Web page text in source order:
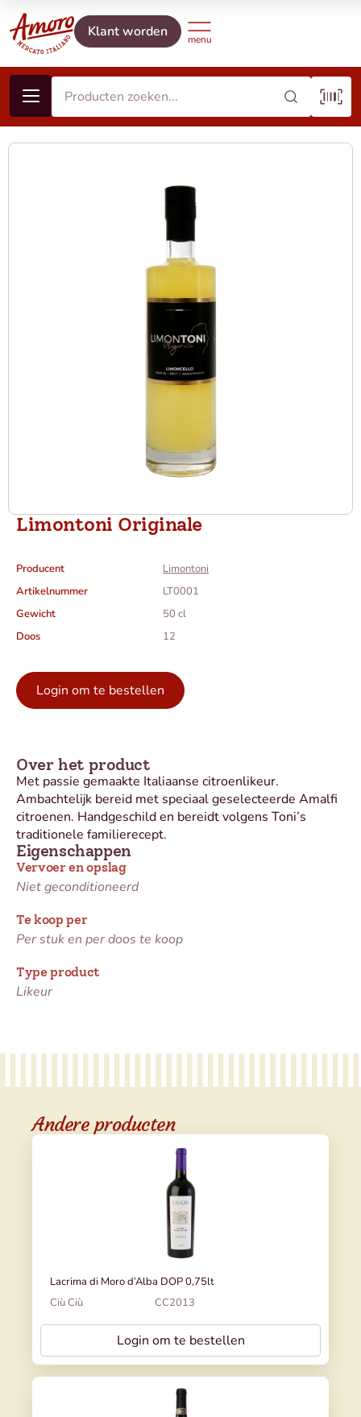
Klant worden
Limontoni Originale
Producent
Limontoni
Artikelnummer
LT0001
Gewicht
50 cl
Doos
12
Login om te bestellen
Eigenschappen
Vervoer en opslag
Niet geconditioneerd
Te koop per
Per stuk en per doos te koop
Type product
Likeur
Over het product
Met passie gemaakte Italiaanse citroenlikeur.
Ambachtelijk bereid met speciaal geselecteerde Amalfi
citroenen. Handgeschild en bereidt volgens Toni’s
traditionele familierecept.
Andere producten
Lacrima di Moro d’Alba DOP 0,75lt
Ciù Ciù
CC2013
Login om te bestellen